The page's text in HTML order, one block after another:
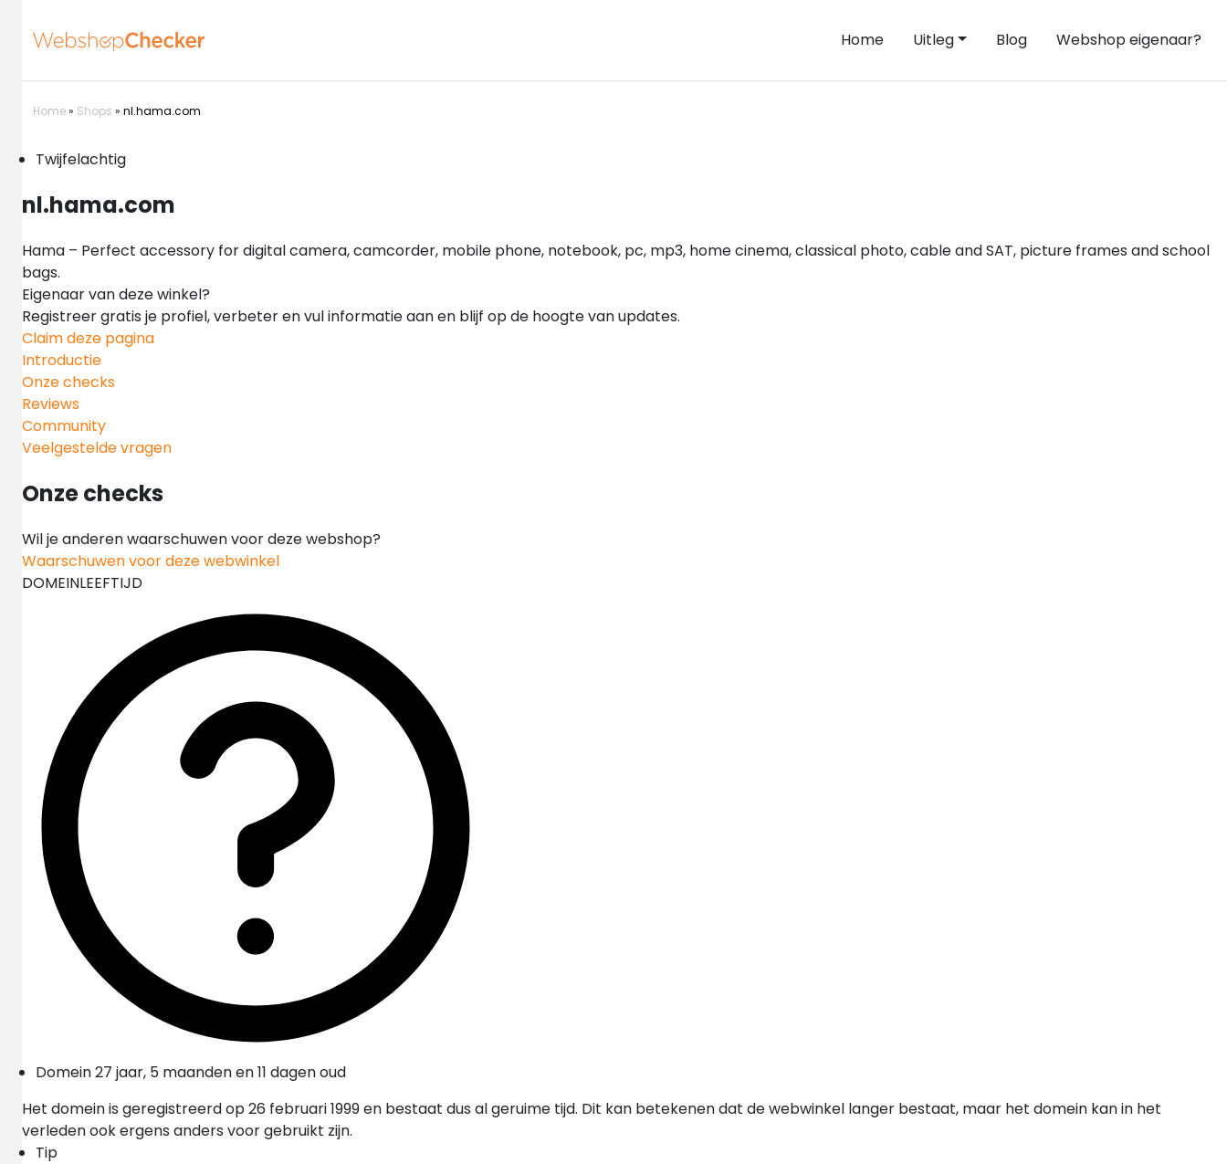
Home Uitleg Blog Webshop eigenaar?
Home» Shops » nl.hama.com
Twijfelachtig
nl.hama.com
Hama – Perfect accessory for digital camera, camcorder, mobile phone, notebook, pc, mp3, home cinema, classical photo, cable and SAT, picture frames and school
bags.
Eigenaar van deze winkel?
Registreer gratis je profiel, verbeter en vul informatie aan en blijf op de hoogte van updates.
Claim deze pagina
Introductie
Onze checks
Reviews
Community
Veelgestelde vragen
Onze checks
Wil je anderen waarschuwen voor deze webshop?
Waarschuwen voor deze webwinkel
DOMEINLEEFTIJD
Domein 27 jaar, 5 maanden en 11 dagen oud
Het domein is geregistreerd op 26 februari 1999 en bestaat dus al geruime tijd. Dit kan betekenen dat de webwinkel langer bestaat, maar het domein kan in het
verleden ook ergens anders voor gebruikt zijn.
Tip